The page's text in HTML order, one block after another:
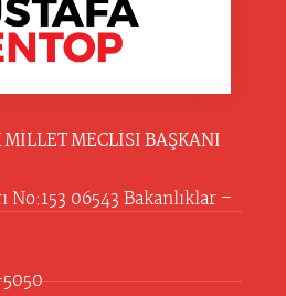
MECLİSİ BAŞKANI
No:153 06543 Bakanlıklar –